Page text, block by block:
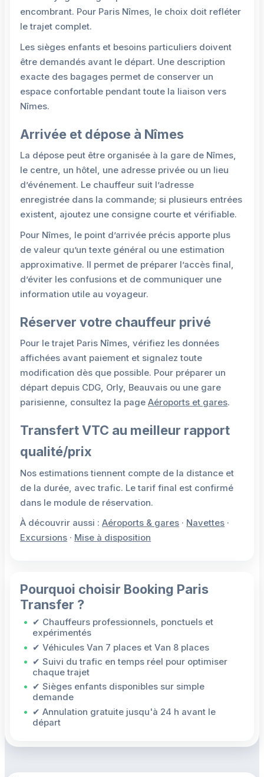
encombrant. Pour Paris Nîmes, le choix doit refléter
le trajet complet.
Les sièges enfants et besoins particuliers doivent
être demandés avant le départ. Une description
exacte des bagages permet de conserver un
espace confortable pendant toute la liaison vers
Nîmes.
Arrivée et dépose à Nîmes
La dépose peut être organisée à la gare de Nîmes,
le centre, un hôtel, une adresse privée ou un lieu
d’événement. Le chauffeur suit l’adresse
enregistrée dans la commande; si plusieurs entrées
existent, ajoutez une consigne courte et vérifiable.
Pour Nîmes, le point d’arrivée précis apporte plus
de valeur qu’un texte général ou une estimation
approximative. Il permet de préparer l’accès final,
d’éviter les confusions et de communiquer une
information utile au voyageur.
Réserver votre chauffeur privé
Pour le trajet Paris Nîmes, vérifiez les données
affichées avant paiement et signalez toute
modification dès que possible. Pour préparer un
départ depuis CDG, Orly, Beauvais ou une gare
parisienne, consultez la pageAéroports et gares.
Transfert VTC au meilleur rapport
qualité/prix
Nos estimations tiennent compte de la distance et
de la durée, avec trafic. Le tarif final est confirmé
dans le module de réservation.
À découvrir aussi :Aéroports & gares · Navettes ·
Excursions · Mise à disposition
Pourquoi choisir Booking Paris
Transfer ?
✔ Chauffeurs professionnels, ponctuels et
expérimentés
✔ Véhicules Van 7 places et Van 8 places
✔ Suivi du trafic en temps réel pour optimiser
chaque trajet
✔ Sièges enfants disponibles sur simple
demande
✔ Annulation gratuite jusqu'à 24 h avant le
départ